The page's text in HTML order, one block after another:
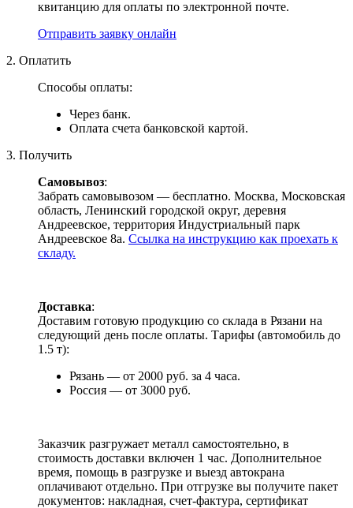
квитанцию для оплаты по электронной почте.
Отправить заявку онлайн
2. Оплатить
Способы оплаты:
Через банк.
Оплата счета банковской картой.
3. Получить
Самовывоз:
Забрать самовывозом — бесплатно. Москва, Московская
область, Ленинский городской округ, деревня
Андреевское, территория Индустриальный парк
Андреевское 8а. Ссылка на инструкцию как проехать к
складу.
Доставка:
Доставим готовую продукцию со склада в Рязани на
следующий день после оплаты. Тарифы (автомобиль до
1.5 т):
Рязань — от 2000 руб. за 4 часа.
Россия — от 3000 руб.
Заказчик разгружает металл самостоятельно, в
стоимость доставки включен 1 час. Дополнительное
время, помощь в разгрузке и выезд автокрана
оплачивают отдельно. При отгрузке вы получите пакет
документов: накладная, счет-фактура, сертификат